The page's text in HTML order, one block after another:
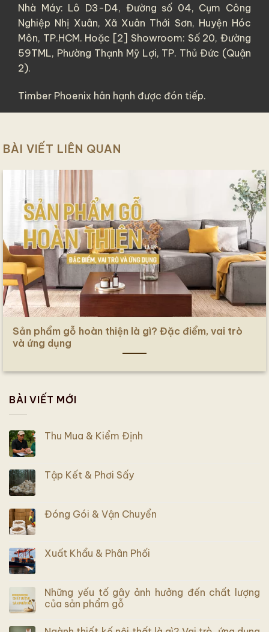
Nhà Máy: Lô D3-D4, Đường số 04, Cụm Công
Nghiệp Nhị Xuân, Xã Xuân Thới Sơn, Huyện Hóc
Môn, TP.HCM. Hoặc [2] Showroom: Số 20, Đường
59TML, Phường Thạnh Mỹ Lợi, TP. Thủ Đức (Quận
2).
Timber Phoenix hân hạnh được đón tiếp.
BÀI VIẾT LIÊN QUAN
Sản phẩm gỗ hoàn thiện là gì? Đặc điểm, vai trò
và ứng dụng
BÀI VIẾT MỚI
Thu Mua & Kiểm Định
Tập Kết & Phơi Sấy
Đóng Gói & Vận Chuyển
Xuất Khẩu & Phân Phối
Những yếu tố gây ảnh hưởng đến chất lượng
của sản phẩm gỗ